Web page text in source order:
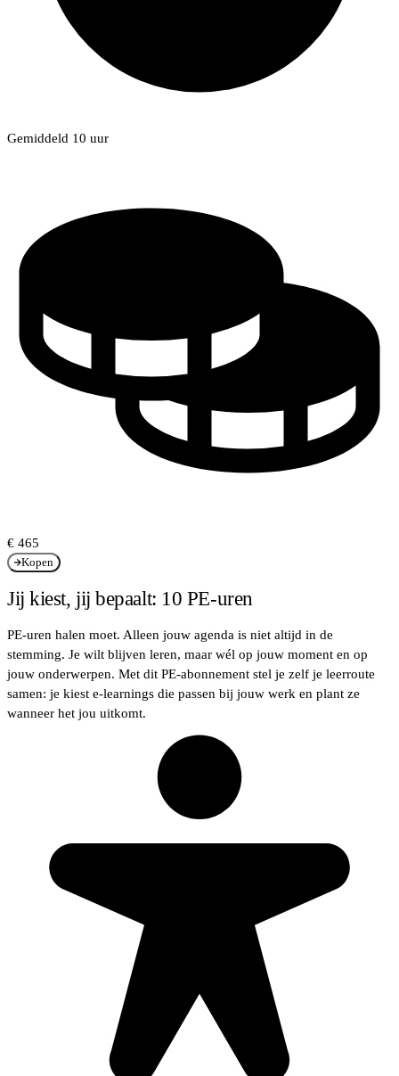
Gemiddeld 10 uur
€ 465
Kopen
Jij kiest, jij bepaalt: 10 PE-uren
PE-uren halen moet. Alleen jouw agenda is niet altijd in de
stemming. Je wilt blijven leren, maar wél op jouw moment en op
jouw onderwerpen. Met dit PE-abonnement stel je zelf je leerroute
samen: je kiest e-learnings die passen bij jouw werk en plant ze
wanneer het jou uitkomt.